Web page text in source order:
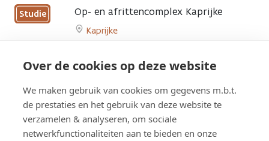
Over de cookies op deze website
We maken gebruik van cookies om gegevens m.b.t.
de prestaties en het gebruik van deze website te
verzamelen & analyseren, om sociale
netwerkfunctionaliteiten aan te bieden en onze
to
Ombouw
N49
snelweg
(Oost-
Vlaanderen)
page
Studie Op- en afrittencomplex Kaprijke
Kaprijke
Op-
afrittencomplex
Kaprijke
page
Studie
Herinrichting N456 met veilige
fietspaden tussen Lembeke en Sleidinge
Evergem , Kaprijke
Go
to
Herinrichting